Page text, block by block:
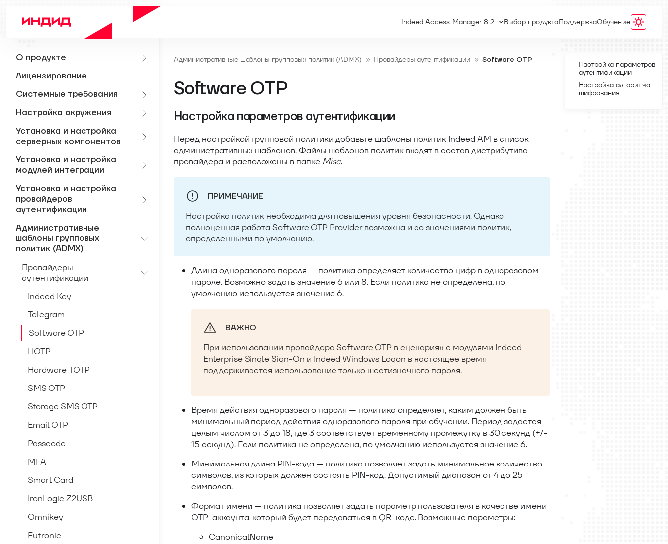
Indeed Access Manager 8.2 Выбор продуктаПоддержкаОбучение
О продукте
Лицензирование
Системные требования
Настройка окружения
Установка и настройка
серверных компонентов
Установка и настройка
модулей интеграции
Установка и настройка
провайдеров
аутентификации
Административные
шаблоны групповых
политик (ADMX)
Провайдеры
аутентификации
Indeed Key
Telegram
Software OTP
HOTP
Hardware TOTP
SMS OTP
Storage SMS OTP
Email OTP
Passcode
MFA
Smart Card
IronLogic Z2USB
Omnikey
Futronic
Административные шаблоны групповых политик (ADMX) Провайдеры аутентификации Software OTP
Software OTP
Настройка параметров аутентификации
Перед настройкой групповой политики добавьте шаблоны политик Indeed AM в список
административных шаблонов. Файлы шаблонов политик входят в состав дистрибутива
провайдера и расположены в папке Misc.
ПРИМЕЧАНИЕ
Настройка политик необходима для повышения уровня безопасности. Однако
полноценная работа Software OTP Provider возможна и со значениями политик,
определенными по умолчанию.
Длина одноразового пароля — политика определяет количество цифр в одноразовом
пароле. Возможно задать значение 6 или 8. Если политика не определена, по
умолчанию используется значение 6.
ВАЖНО
При использовании провайдера Software OTP в сценариях с модулями Indeed
Enterprise Single Sign-On и Indeed Windows Logon в настоящее время
поддерживается использование только шестизначного пароля.
Время действия одноразового пароля — политика определяет, каким должен быть
минимальный период действия одноразового пароля при обучении. Период задается
целым числом от 3 до 18, где 3 соответствует временному промежутку в 30 секунд (+/-
15 секунд). Если политика не определена, по умолчанию используется значение 6.
Минимальная длина PIN-кода — политика позволяет задать минимальное количество
символов, из которых должен состоять PIN-код. Допустимый диапазон от 4 до 25
символов.
Формат имени — политика позволяет задать параметр пользователя в качестве имени
ОТР-аккаунта, который будет передаваться в QR-коде. Возможные параметры:
CanonicalName
Настройка параметров
аутентификации
Настройка алгоритма
шифрования